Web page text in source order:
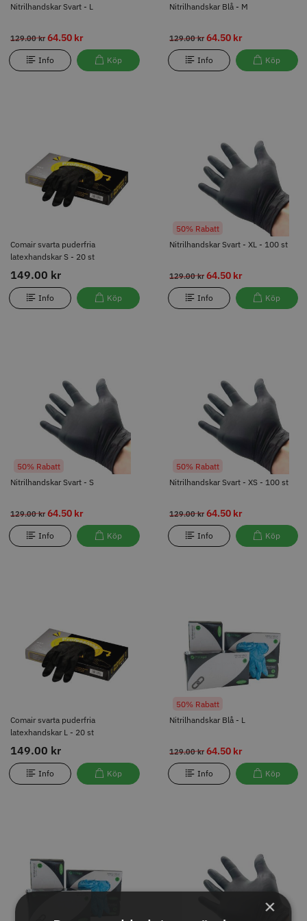
Nitrilhandskar Svart - L
129.00 kr 64.50 kr
Info Köp
Nitrilhandskar Blå - M
129.00 kr64.50 kr
Info Köp
Comair svarta puderfria
latexhandskar S - 20 st
149.00 kr
Info Köp
Nitrilhandskar Svart - XL - 100 st
129.00 kr64.50 kr
50% Rabatt
Info Köp
Nitrilhandskar Svart - S
129.00 kr 64.50 kr
50% Rabatt
Info Köp
Nitrilhandskar Svart - XS - 100 st
129.00 kr64.50 kr
50% Rabatt
Info Köp
Comair svarta puderfria
latexhandskar L - 20 st
149.00 kr
Info Köp
Nitrilhandskar Blå - L
129.00 kr64.50 kr
50% Rabatt
Info Köp
149.00 kr
Info Köp
64.50 kr
Info
129.00 kr64.50 kr
Info Köp
64.50 kr
Info
149.00 kr
Info Köp
129.00 kr 64.50 kr
Info Köp
129.00 kr 64.50 kr 64.50 kr
×